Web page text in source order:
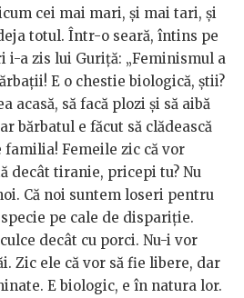
cei mai mari, și mai tari, și
totul. Într-o seară, întins pe
i-a zis lui Guriță: „Feminismul a
E o chestie biologică, știi?
acasă, să facă plozi și să aibă
bărbatul e făcut să clădească
familia! Femeile zic că vor
decât tiranie, pricepi tu? Nu
Că noi suntem loseri pentru
specie pe cale de dispariție.
decât cu porci. Nu-i vor
Zic ele că vor să fie libere, dar
E biologic, e în natura lor.